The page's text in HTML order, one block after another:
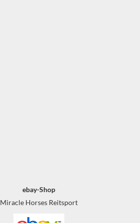
ebay-Shop
Miracle Horses Reitsport